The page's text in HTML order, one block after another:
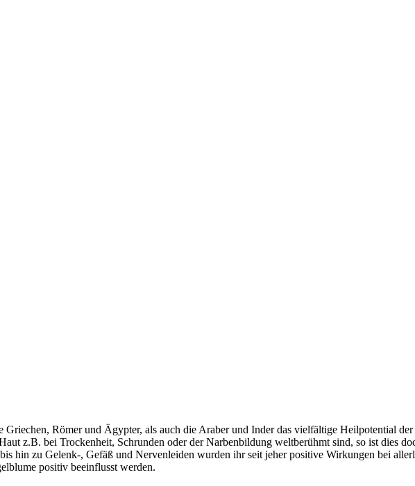
Römer und Ägypter, als auch die Araber und Inder das vielfältige Heilpotential
z.B. bei Trockenheit, Schrunden oder der Narbenbildung weltberühmt sind, so ist dies
hin zu Gelenk-, Gefäß und Nervenleiden wurden ihr seit jeher positive Wirkungen bei
positiv beeinflusst werden.